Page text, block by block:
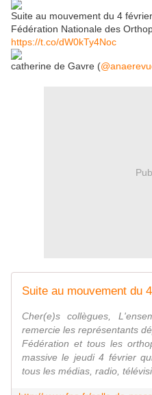
Suite au mouvement du 4
Fédération Nationale des
https://t.co/dW0kTy4Noc
catherine de Gavre (
Cher(e)s collègues,
remercie les représentants
Fédération et tous les
massive le jeudi 4 février
tous les médias, radio,